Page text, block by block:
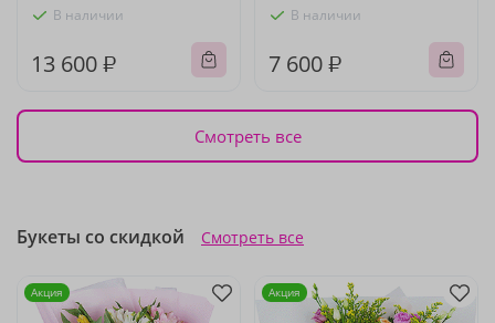
В наличии
13 600 ₽
В наличии
7 600 ₽
Смотреть все
Букеты со скидкой Смотреть все
Акция Акция